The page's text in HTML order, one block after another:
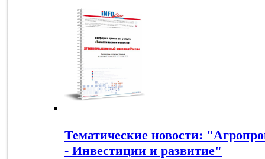
Тематические новости:
- Инвестиции и развитие"